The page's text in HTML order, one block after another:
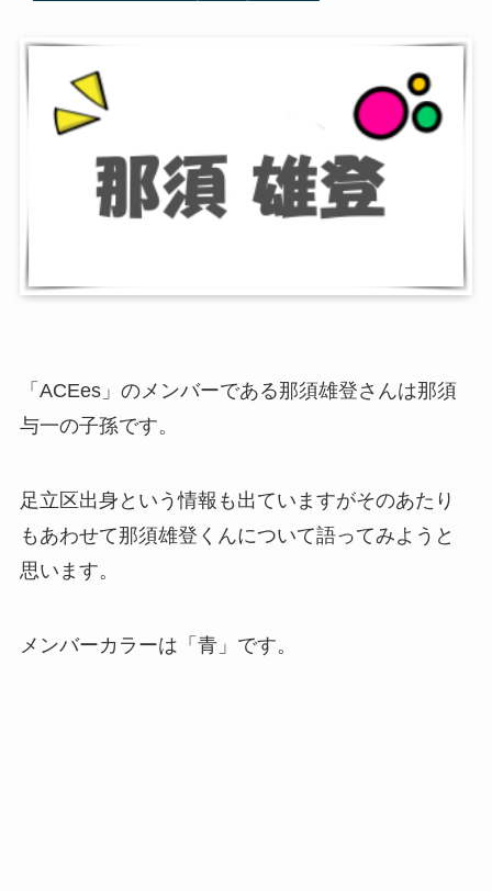
「ACEes」のメンバーである那須雄登さんは那須
与一の子孫です。
足立区出身という情報も出ていますがそのあたり
もあわせて那須雄登くんについて語ってみようと
思います。
メンバーカラーは「青」です。